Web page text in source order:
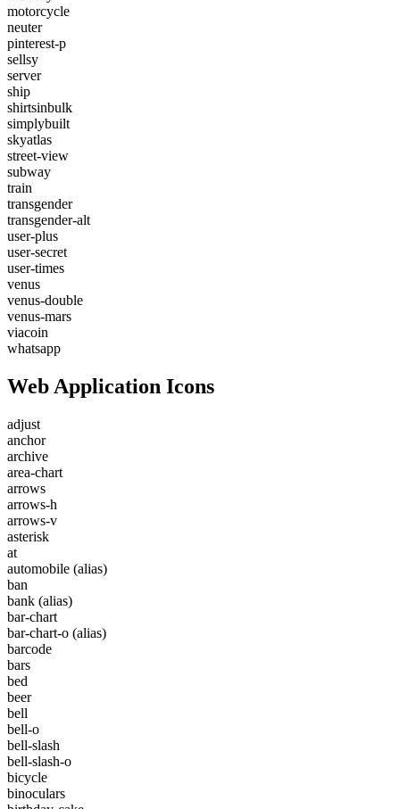
motorcycle
neuter
pinterest-p
sellsy
server
ship
shirtsinbulk
simplybuilt
skyatlas
street-view
subway
train
transgender
transgender-alt
user-plus
user-secret
user-times
venus
venus-double
venus-mars
viacoin
whatsapp
Web Application Icons
adjust
anchor
archive
area-chart
arrows
arrows-h
arrows-v
asterisk
at
automobile (alias)
ban
bank (alias)
bar-chart
bar-chart-o (alias)
barcode
bars
bed
beer
bell
bell-o
bell-slash
bell-slash-o
bicycle
binoculars